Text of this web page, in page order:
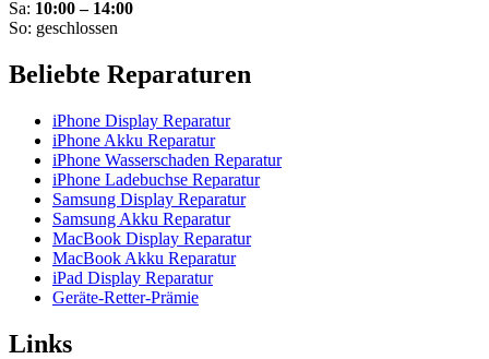
Sa: 10:00 – 14:00
So: geschlossen
Beliebte Reparaturen
iPhone Display Reparatur
iPhone Akku Reparatur
iPhone Wasserschaden Reparatur
iPhone Ladebuchse Reparatur
Samsung Display Reparatur
Samsung Akku Reparatur
MacBook Display Reparatur
MacBook Akku Reparatur
iPad Display Reparatur
Geräte-Retter-Prämie
Links